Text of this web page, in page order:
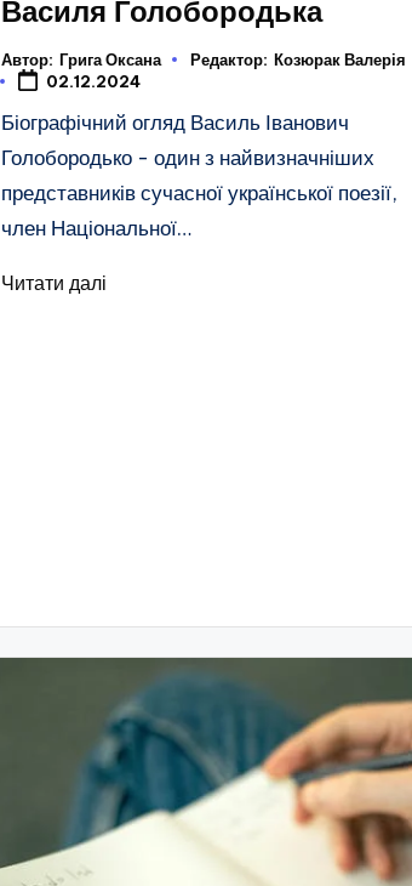
Василя Голобородька
Автор: Грига Оксана Редактор: Козюрак Валерія
02.12.2024
Біографічний огляд Василь Іванович
Голобородько - один з найвизначніших
представників сучасної української поезії,
член Національної…
Читати далі